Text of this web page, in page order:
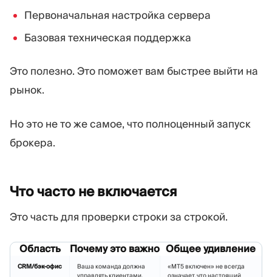
Первоначальная настройка сервера
Базовая техническая поддержка
Это полезно. Это поможет вам быстрее выйти на
рынок.
Но это не то же самое, что полноценный запуск
брокера.
Что часто невключается
Это часть для проверки строки за строкой.
Область Почему это важно Общее удивление
CRM/бэк-офис
Ваша команда должна
«MT5 включен» не всегда